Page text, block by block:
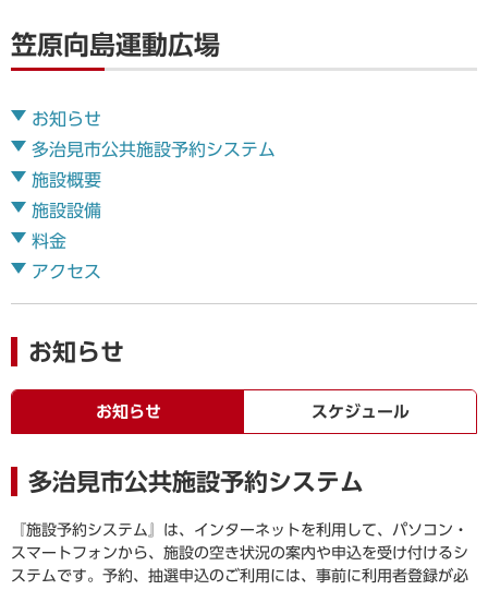
笠原向島運動広場
お知らせ
多治見市公共施設予約システム
施設概要
施設設備
料金
アクセス
お知らせ
お知らせ スケジュール
多治見市公共施設予約システム
『施設予約システム』は、インターネットを利用して、パソコン・
スマートフォンから、施設の空き状況の案内や申込を受け付けるシ
ステムです。予約、抽選申込のご利用には、事前に利用者登録が必